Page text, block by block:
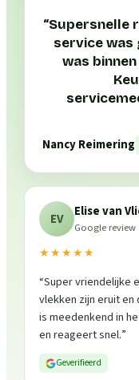
“Supersnelle
service was
was
Nancy Reimering
EV Elise van
Google review
★★★★★
“Super vriendelijke
vlekken zijn eruit
is meedenkend in
en reageert snel.”
Geverifieerd